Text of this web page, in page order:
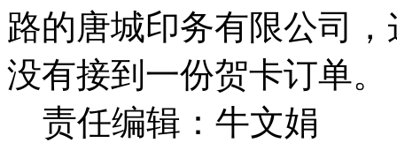
路的唐城印务有限公司
没有接到一份贺卡订单。
责任编辑：牛文娟